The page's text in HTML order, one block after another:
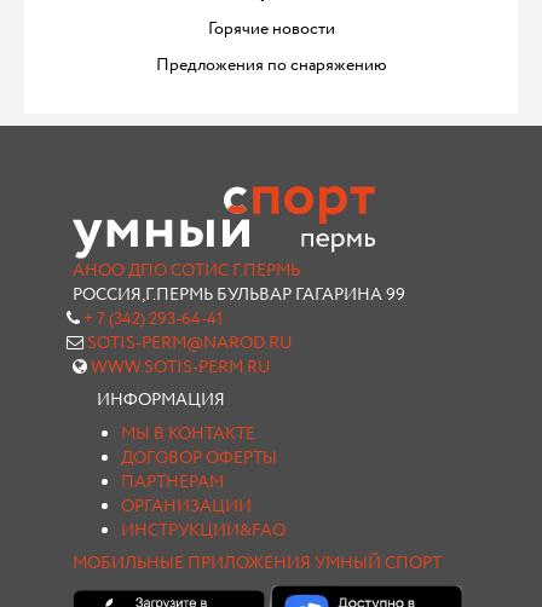
Горячие новости
Предложения по снаряжению
АНОО ДПО СОТИС Г.ПЕРМЬ
РОССИЯ,Г.ПЕРМЬ БУЛЬВАР ГАГАРИНА 99
+ 7 (342) 293-64-41
SOTIS-PERM@NAROD.RU
WWW.SOTIS-PERM.RU
ИНФОРМАЦИЯ
МЫ В КОНТАКТЕ
ДОГОВОР ОФЕРТЫ
ПАРТНЕРАМ
ОРГАНИЗАЦИИ
ИНСТРУКЦИИ&FAQ
МОБИЛЬНЫЕ ПРИЛОЖЕНИЯ УМНЫЙ СПОРТ